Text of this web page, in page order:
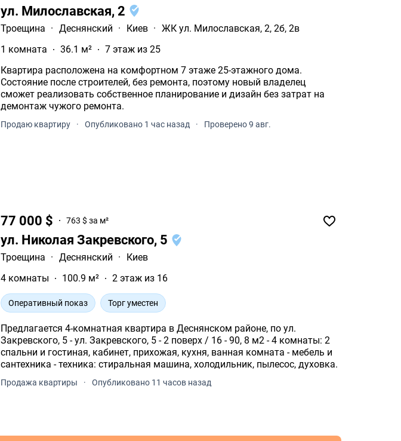
ул. Милославская, 2
Троещина · Деснянский · Киев · ЖК ул. Милославская, 2, 2б, 2в
1 комната
36.1 м²
7 этаж из 25
Квартира расположена на комфортном 7 этаже 25-этажного дома.
Состояние после строителей, без ремонта, поэтому новый владелец
сможет реализовать собственное планирование и дизайн без затрат на
демонтаж чужого ремонта.
Продаю квартиру · Опубликовано 1 час назад · Проверено 9 авг.
77 000 $ 763 $ за м²
ул. Николая Закревского, 5
Троещина · Деснянский ·
Киев
4 комнаты
100.9 м² 2 этаж из 16
Оперативный показ Торг уместен
Предлагается 4-комнатная квартира в Деснянском районе, по ул.
Закревского, 5 - ул. Закревского, 5 - 2 поверх / 16 - 90, 8 м2 - 4 комнаты: 2
спальни и гостиная, кабинет, прихожая, кухня, ванная комната - мебель и
сантехника - техника: стиральная машина, холодильник, пылесос, духовка.
Продажа квартиры · Опубликовано 11 часов назад